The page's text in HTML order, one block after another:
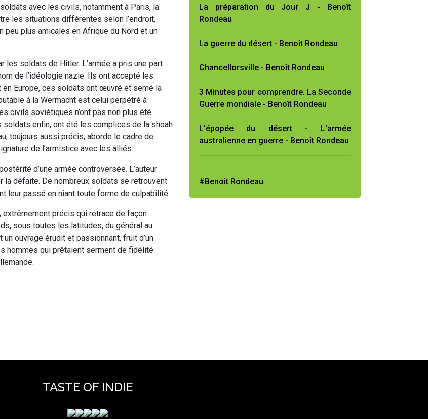
avec les civils, notamment à Paris, la
les situations différentes selon l’endroit,
plus amicales en Afrique du Nord et un
soldats de Hitler. L’armée a pris une part
de l’idéologie nazie. Ils ont accepté les
Europe, ces soldats ont œuvré et semé la
à la Wermacht est celui perpétré à
civils soviétiques n’ont pas non plus été
soldats enfin, ont été les complices de la shoah
toujours aussi précis, aborde le cadre de
de l’armistice avec les alliés.
d’une armée controversée. L’auteur
la défaite. De nombreux soldats se retrouvent
leur passé en niant toute forme de culpabilité.
précis qui retrace de façon
sous toutes les latitudes, du général au
ouvrage érudit et passionnant, fruit d’un
hommes qui prêtaient serment de fidélité
La préparation du Jour J - Benoît
Rondeau
La guerre du désert - Benoît Rondeau
Chancellorsville - Benoît Rondeau
3 Minutes pour comprendre. La Seconde
Guerre mondiale - Benoît Rondeau
L'épopée du désert - L'armée
australienne en guerre - Benoît Rondeau
#Benoît Rondeau
TASTE OF INDIE